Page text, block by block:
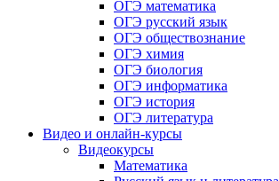
ОГЭ математика
ОГЭ русский язык
ОГЭ обществознание
ОГЭ химия
ОГЭ биология
ОГЭ информатика
ОГЭ история
ОГЭ литература
Видео и онлайн-курсы
Видеокурсы
Математика